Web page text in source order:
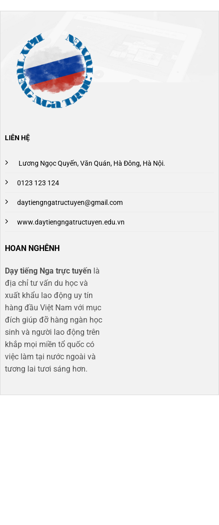
LIÊN HỆ
Lương Ngọc Quyến, Văn Quán, Hà Đông, Hà Nội.
0123 123 124
daytiengngatructuyen@gmail.com
www.daytiengngatructuyen.edu.vn
HOAN NGHÊNH
Dạy tiếng Nga trực tuyến là
địa chỉ tư vấn du học và
xuất khẩu lao động uy tín
hàng đầu Việt Nam với mục
đích giúp đỡ hàng ngàn học
sinh và người lao động trên
khắp mọi miền tổ quốc có
việc làm tại nước ngoài và
tương lai tươi sáng hơn​.